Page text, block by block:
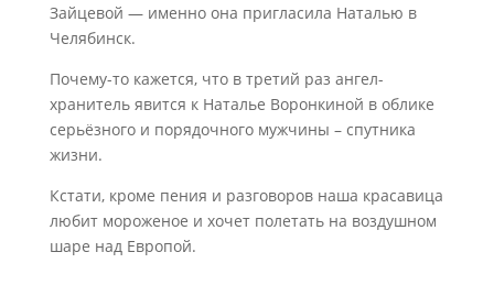
Зайцевой — именно она пригласила Наталью в
Челябинск.
Почему-то кажется, что в третий раз ангел-
хранитель явится к Наталье Воронкиной в облике
серьёзного и порядочного мужчины – спутника
жизни.
Кстати, кроме пения и разговоров наша красавица
любит мороженое и хочет полетать на воздушном
шаре над Европой.